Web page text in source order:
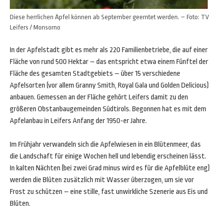
Diese herrlichen Äpfel können ab September geerntet werden. – Foto: TV
Leifers / Monsorno
In der Apfelstadt gibt es mehr als 220 Familienbetriebe, die auf einer
Fläche von rund 500 Hektar – das entspricht etwa einem Fünftel der
Fläche des gesamten Stadtgebiets – über 15 verschiedene
Apfelsorten (vor allem Granny Smith, Royal Gala und Golden Delicious)
anbauen. Gemessen an der Fläche gehört Leifers damit zu den
größeren Obstanbaugemeinden Südtirols. Begonnen hat es mit dem
Apfelanbau in Leifers Anfang der 1950-er Jahre.
Im Frühjahr verwandeln sich die Apfelwiesen in ein Blütenmeer, das
die Landschaft für einige Wochen hell und lebendig erscheinen lässt.
In kalten Nächten (bei zwei Grad minus wird es für die Apfelblüte eng)
werden die Blüten zusätzlich mit Wasser überzogen, um sie vor
Frost zu schützen – eine stille, fast unwirkliche Szenerie aus Eis und
Blüten.